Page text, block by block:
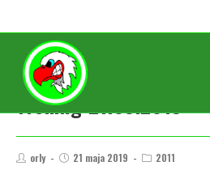
Trening 21.05.2019
orly 21 maja 2019 2011